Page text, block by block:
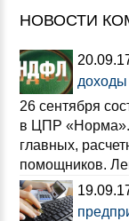
НОВОСТИ
доходы
26 сентября
в ЦПР «Норма».
главных,
помощников.